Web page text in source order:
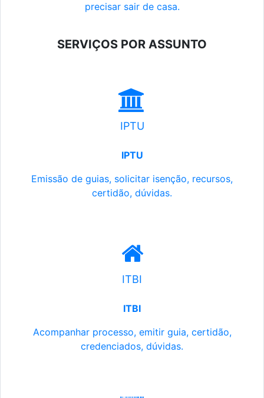
precisar sair de casa.
SERVIÇOS POR ASSUNTO
IPTU
IPTU
Emissão de guias, solicitar isenção, recursos,
certidão, dúvidas.
ITBI
ITBI
Acompanhar processo, emitir guia, certidão,
credenciados, dúvidas.